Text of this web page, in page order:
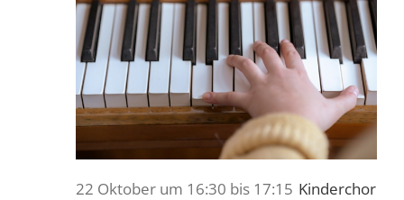
22 Oktober um 16:30 bis 17:15 Kinderchor